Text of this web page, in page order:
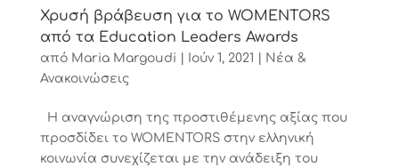
Χρυσή βράβευση για το WOMENTORS
από τα Education Leaders Awards
από Maria Margoudi Ιούν 1, 2021
Νέα &
Ανακοινώσεις
Η αναγνώριση της προστιθέμενης αξίας που
προσδίδει το WOMENTORS στην ελληνική
κοινωνία συνεχίζεται με την ανάδειξη του